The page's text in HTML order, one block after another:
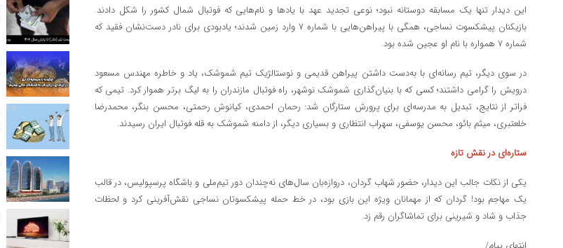
این دیدار تنها یک مسابقه دوستانه نبود؛ نوعی تجدید عهد با یادها و نام‌هایی که فوتبال شمال کشور را شکل دادند.
بازیکنان پیشکسوت نساجی، همگی با پیراهن‌هایی با شماره ۷ وارد زمین شدند؛ یادبودی برای نادر دست‌نشان فقید که
شماره ۷ همواره با نام او عجین شده بود.
در سوی دیگر، تیم رسانه‌ای با به‌دست داشتن پیراهن قدیمی و نوستالژیک تیم شموشک، یاد و خاطره مهندس مسعود
درویش را گرامی داشتند؛ کسی که با بنیان‌گذاری شموشک نوشهر، راه فوتبال مازندران را به لیگ برتر هموار کرد. تیمی که
فراتر از نتایج، تبدیل به مدرسه‌ای برای پرورش ستارگان شد: رحمان احمدی، کیانوش رحمتی، محسن بنگر، محمدرضا
خلعتبری، میثم بائو، محسن یوسفی، سهراب انتظاری و بسیاری دیگر، از دامنه شموشک به قله فوتبال ایران رسیدند.
ستاره‌ای در نقش تازه
یکی از نکات جالب این دیدار، حضور شهاب گردان، دروازه‌بان سال‌های نه‌چندان دور تیم‌ملی و باشگاه پرسپولیس، در قالب
یک مهاجم بود! گردان که از مهمانان ویژه این بازی بود، در خط حمله پیشکسوتان نساجی نقش‌آفرینی کرد و لحظات
جذاب و شاد و شیرینی برای تماشاگران رقم زد.